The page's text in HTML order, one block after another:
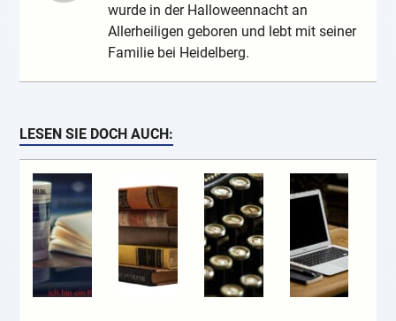
wurde in der Halloweennacht an
Allerheiligen geboren und lebt mit seiner
Familie bei Heidelberg.
LESEN SIE DOCH AUCH: